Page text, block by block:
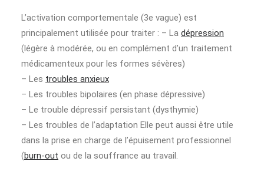
L’activation comportementale (3e vague) est
principalement utilisée pour traiter : – La dépression
(légère à modérée, ou en complément d’un traitement
médicamenteux pour les formes sévères)
– Les troubles anxieux
– Les troubles bipolaires (en phase dépressive)
– Le trouble dépressif persistant (dysthymie)
– Les troubles de l’adaptation Elle peut aussi être utile
dans la prise en charge de l’épuisement professionnel
(burn-out ou de la souffrance au travail.